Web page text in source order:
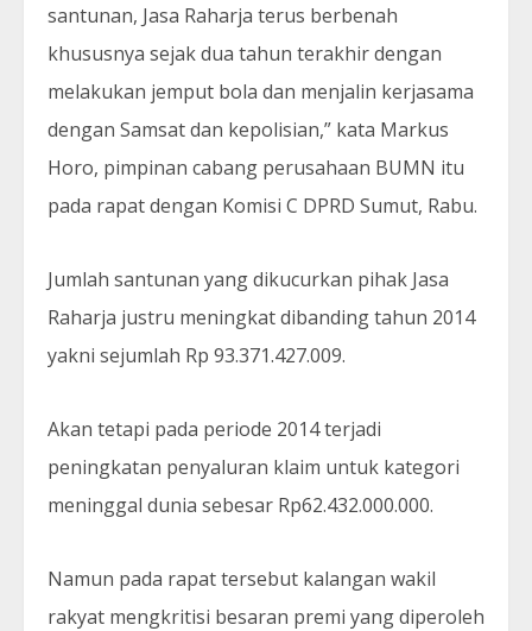
santunan, Jasa Raharja terus berbenah
khususnya sejak dua tahun terakhir dengan
melakukan jemput bola dan menjalin kerjasama
dengan Samsat dan kepolisian,” kata Markus
Horo, pimpinan cabang perusahaan BUMN itu
pada rapat dengan Komisi C DPRD Sumut, Rabu.
Jumlah santunan yang dikucurkan pihak Jasa
Raharja justru meningkat dibanding tahun 2014
yakni sejumlah Rp 93.371.427.009.
Akan tetapi pada periode 2014 terjadi
peningkatan penyaluran klaim untuk kategori
meninggal dunia sebesar Rp62.432.000.000.
Namun pada rapat tersebut kalangan wakil
rakyat mengkritisi besaran premi yang diperoleh